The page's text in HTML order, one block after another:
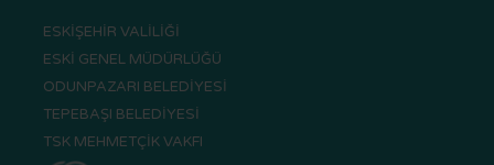
ESKİŞEHİR VALİLİĞİ
ESKİ GENEL MÜDÜRLÜĞÜ
ODUNPAZARI BELEDİYESİ
TEPEBAŞI BELEDİYESİ
TSK MEHMETÇİK VAKFI